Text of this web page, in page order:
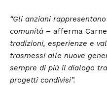
“Gli anziani
comunità – afferma
tradizioni, esperienze e
trasmessi alle nuove
sempre di più il dialogo
progetti condivisi”.